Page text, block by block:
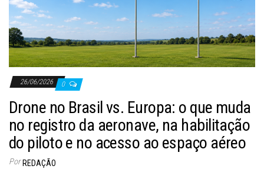
26/06/2026 0
Drone no Brasil vs. Europa: o que muda
no registro da aeronave, na habilitação
do piloto e no acesso ao espaço aéreo
Por REDAÇÃO